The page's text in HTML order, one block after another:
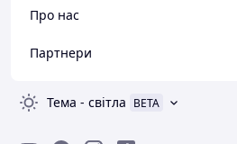
Про нас
Партнери
Тема - світла BETA